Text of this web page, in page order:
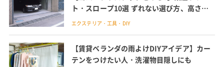
ト・スロープ10選 ずれない選び方、高さも
解説
エクステリア・工具・DIY
【賃貸ベランダの雨よけDIYアイデア】カー
テンをつけたい人・洗濯物目隠しにも